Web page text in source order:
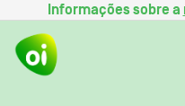
Informações sobre a